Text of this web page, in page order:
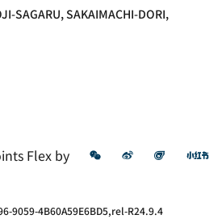
SAGARU, SAKAIMACHI-DORI,
Flex by
微信 微博 飞猪
9059-4B60A59E6BD5,rel-R24.9.4